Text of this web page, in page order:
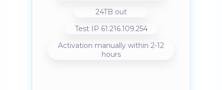
24TB out
Test IP 61.216.109.254
Activation manually within 2-12
hours